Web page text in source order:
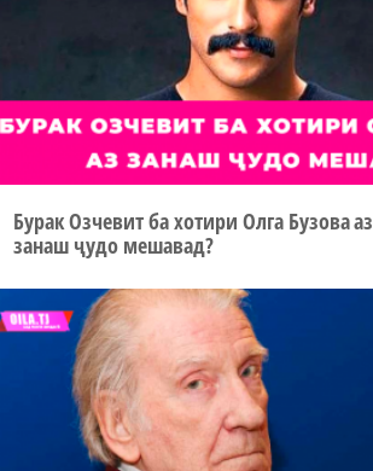
Бурак Озчевит ба хотири Олга Бузова аз
занаш ҷудо мешавад?